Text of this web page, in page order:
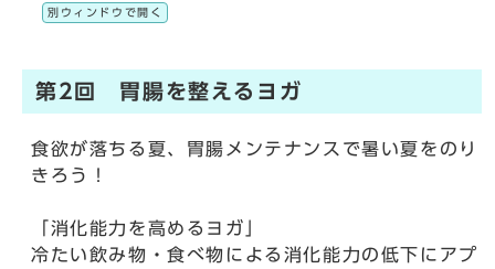
別ウィンドウで開く
第2回 胃腸を整えるヨガ
食欲が落ちる夏、胃腸メンテナンスで暑い夏をのり
きろう！
「消化能力を高めるヨガ」
冷たい飲み物・食べ物による消化能力の低下にアプ